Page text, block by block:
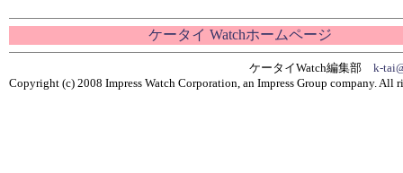
ケータイ Watchホームページ
ケータイWatch編集部 k-
Copyright (c) 2008 Impress Watch Corporation, an Impress Group company. All